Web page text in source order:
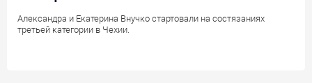
Александра и Екатерина Внучко стартовали на состязаниях
третьей категории в Чехии.